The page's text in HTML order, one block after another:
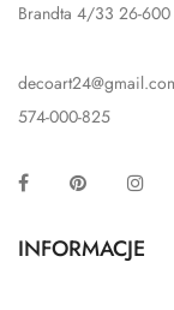
Brandta 4/33 26-600
574-000-825
Facebook Pinterest
INFORMACJE